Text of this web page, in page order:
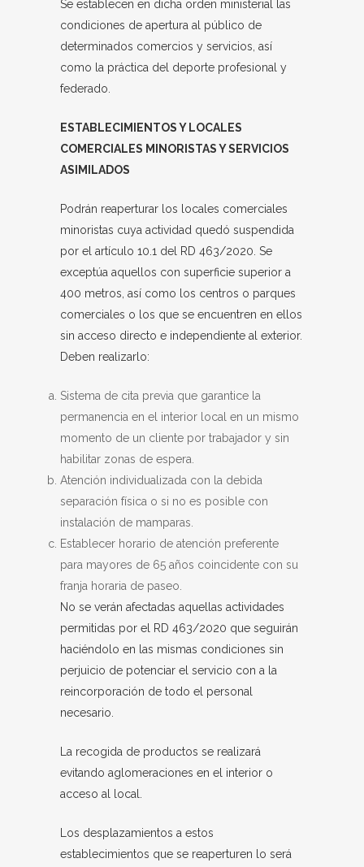
Se establecen en dicha orden ministerial las
condiciones de apertura al público de
determinados comercios y servicios, así
como la práctica del deporte profesional y
federado.
ESTABLECIMIENTOS Y LOCALES
COMERCIALES MINORISTAS Y SERVICIOS
ASIMILADOS
Podrán reaperturar los locales comerciales
minoristas cuya actividad quedó suspendida
por el artículo 10.1 del RD 463/2020. Se
exceptúa aquellos con superficie superior a
400 metros, así como los centros o parques
comerciales o los que se encuentren en ellos
sin acceso directo e independiente al exterior.
Deben realizarlo:
Sistema de cita previa que garantice la
permanencia en el interior local en un mismo
momento de un cliente por trabajador y sin
habilitar zonas de espera.
Atención individualizada con la debida
separación física o si no es posible con
instalación de mamparas.
Establecer horario de atención preferente
para mayores de 65 años coincidente con su
franja horaria de paseo.
No se verán afectadas aquellas actividades
permitidas por el RD 463/2020 que seguirán
haciéndolo en las mismas condiciones sin
perjuicio de potenciar el servicio con a la
reincorporación de todo el personal
necesario.
La recogida de productos se realizará
evitando aglomeraciones en el interior o
acceso al local.
Los desplazamientos a estos
establecimientos que se reaperturen lo será